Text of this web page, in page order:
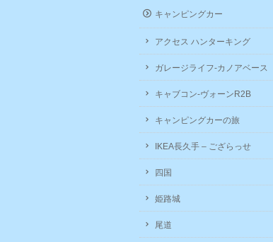
キャンピングカー
アクセス ハンターキング
ガレージライフ-カノアベース
キャブコン-ヴォーンR2B
キャンピングカーの旅
IKEA長久手 – ござらっせ
四国
姫路城
尾道